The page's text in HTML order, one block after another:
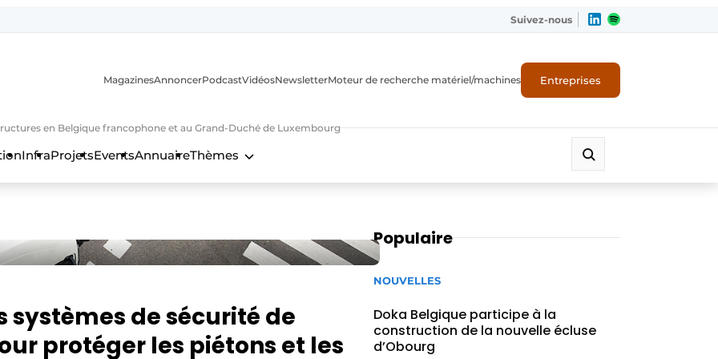
Suivez-nous
en Belgique francophone et au Grand-Duché de Luxembourg
MagazinesAnnoncerPodcastVidéosNewsletterMoteur de recherche matériel/machines Entreprises
InfraProjetsEventsAnnuaireThèmes
systèmes de sécurité de
protéger les piétons et les
Populaire
NOUVELLES
Doka Belgique participe à la
construction de la nouvelle écluse
d’Obourg